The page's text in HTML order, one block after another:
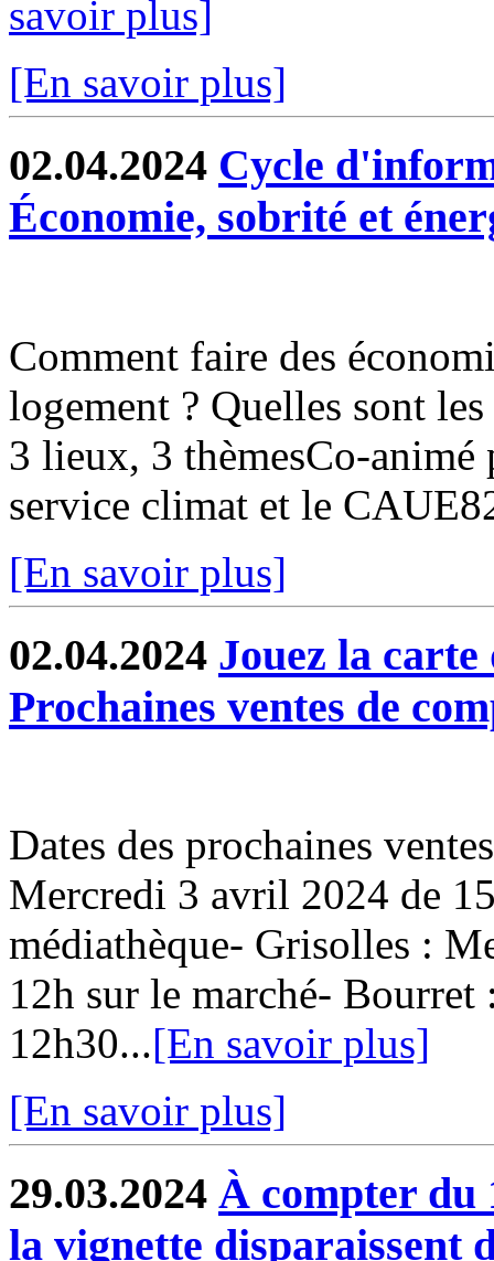
savoir plus]
[En savoir plus]
02.04.2024 Cycle
Économie, sobrité et
Comment faire des
logement ? Quelles sont
3 lieux, 3 thèmesCo-
service climat et le
[En savoir plus]
02.04.2024 Jouez la carte
Prochaines ventes de
Dates des prochaines
Mercredi 3 avril 2024 de
médiathèque- Grisolles :
12h sur le marché-
12h30...[En savoir plus]
[En savoir plus]
29.03.2024 À compter du
la vignette disparaissent